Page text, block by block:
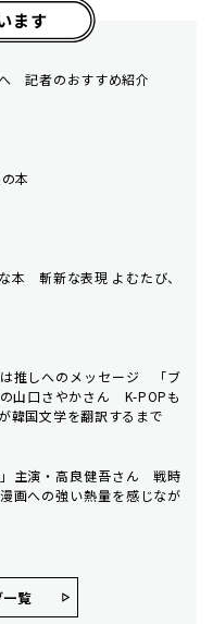
ます
記者のおすすめ紹介
本
本 斬新な表現 よむたび、
推しへのメッセージ 「ブ
山口さやかさん K-POPも
韓国文学を翻訳するまで
主演・高良健吾さん 戦時
画への強い熱量を感じなが
⼀覧